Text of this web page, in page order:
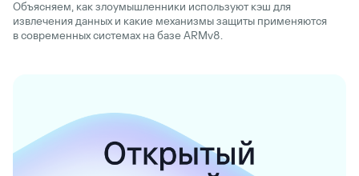
Объясняем, как злоумышленники используют кэш для
извлечения данных и какие механизмы защиты применяются
в современных системах на базе ARMv8.